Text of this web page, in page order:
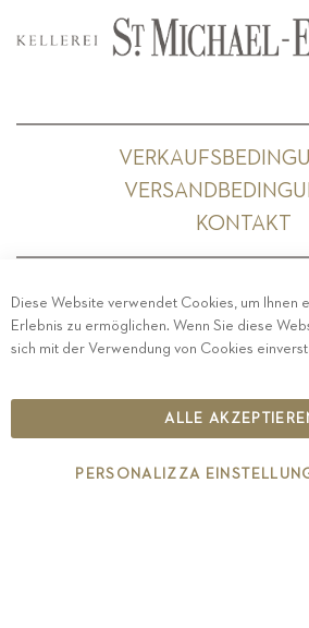
KONTAKT
PRIVACY-IMPRESSUM-
ETHISCHER
IT00126670215
Diese Website verwendet Cookies, um Ihnen
Erlebnis zu ermöglichen. Wenn Sie diese
sich mit der Verwendung von Cookies
ALLE
PERSONALIZZA